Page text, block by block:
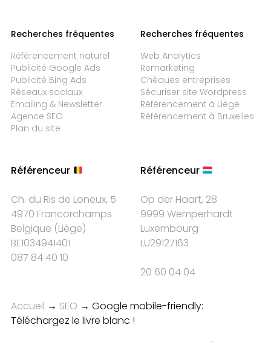
Recherches fréquentes
Référencement naturel
Publicité Google Ads
Publicité Bing Ads
Réseaux sociaux
Emailing & Newsletter
Agence SEO
Plan du site
Recherches fréquentes
Web Analytics
Remarketing
Chèques entreprises
Sécuriser site Wordpress
Référencement à Liège
Référencement à Bruxelles
Référenceur
Ch. du Ris de Loneux, 5
4970 Francorchamps
Belgique (Liège)
BE1034941401
087 84 40 10
Référenceur
Op der Haart, 28
9999 Wemperhardt
Luxembourg
LU29127163
20 60 04 04
Accueil → SEO → Google mobile-friendly:
Téléchargez le livre blanc !